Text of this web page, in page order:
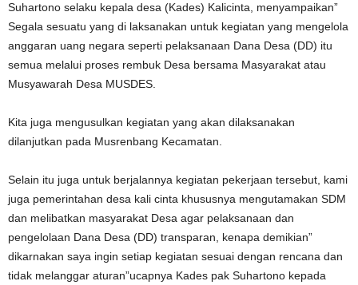
Suhartono selaku kepala desa (Kades) Kalicinta, menyampaikan”
Segala sesuatu yang di laksanakan untuk kegiatan yang mengelola
anggaran uang negara seperti pelaksanaan Dana Desa (DD) itu
semua melalui proses rembuk Desa bersama Masyarakat atau
Musyawarah Desa MUSDES.
Kita juga mengusulkan kegiatan yang akan dilaksanakan
dilanjutkan pada Musrenbang Kecamatan.
Selain itu juga untuk berjalannya kegiatan pekerjaan tersebut, kami
juga pemerintahan desa kali cinta khususnya mengutamakan SDM
dan melibatkan masyarakat Desa agar pelaksanaan dan
pengelolaan Dana Desa (DD) transparan, kenapa demikian”
dikarnakan saya ingin setiap kegiatan sesuai dengan rencana dan
tidak melanggar aturan”ucapnya Kades pak Suhartono kepada